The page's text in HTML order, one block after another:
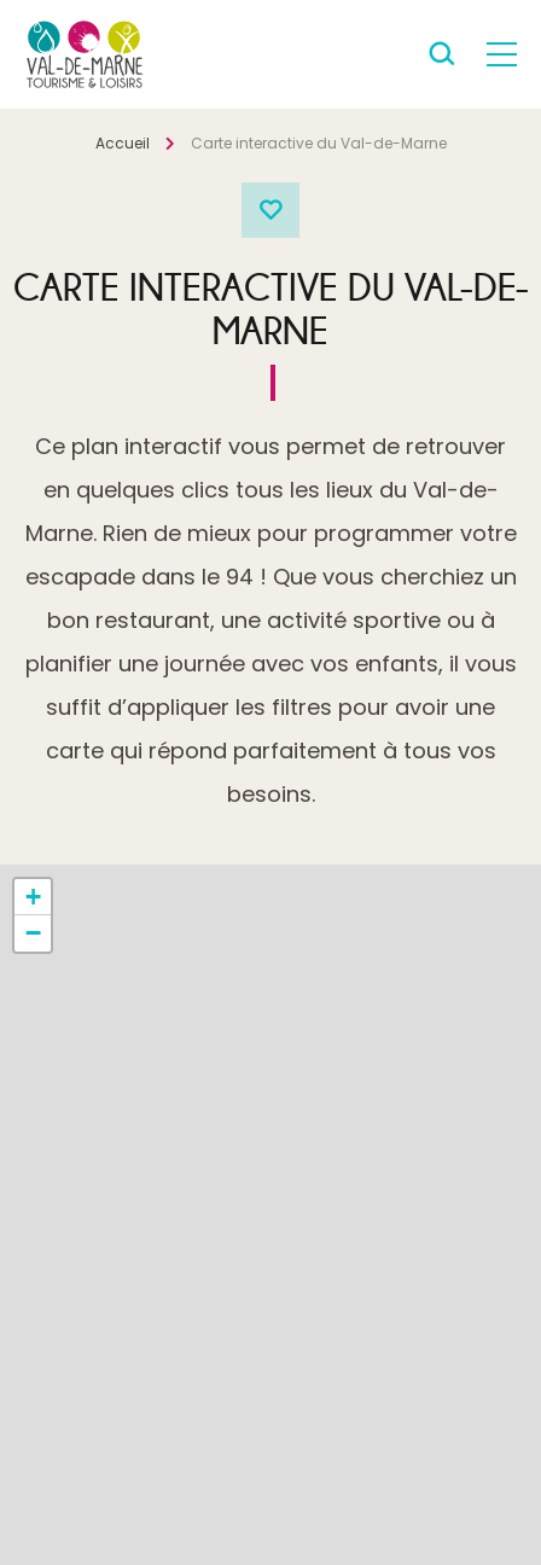
Accueil Carte interactive du Val-de-Marne
CARTE INTERACTIVE DU VAL-DE-
MARNE
Ce plan interactif vous permet de retrouver
en quelques clics tous les lieux du Val-de-
Marne. Rien de mieux pour programmer votre
escapade dans le 94 ! Que vous cherchiez un
bon restaurant, une activité sportive ou à
planifier une journée avec vos enfants, il vous
suffit d’appliquer les filtres pour avoir une
carte qui répond parfaitement à tous vos
besoins.
+
−